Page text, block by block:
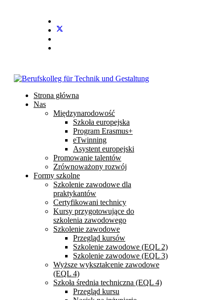
Strona główna
Nas
Międzynarodowość
Szkoła europejska
Program Erasmus+
eTwinning
Asystent europejski
Promowanie talentów
Zrównoważony rozwój
Formy szkolne
Szkolenie zawodowe dla
praktykantów
Certyfikowani technicy
Kursy przygotowujące do
szkolenia zawodowego
Szkolenie zawodowe
Przegląd kursów
Szkolenie zawodowe (EQL 2)
Szkolenie zawodowe (EQL 3)
Wyższe wykształcenie zawodowe
(EQL 4)
Szkoła średnia techniczna (EQL 4)
Przegląd kursu